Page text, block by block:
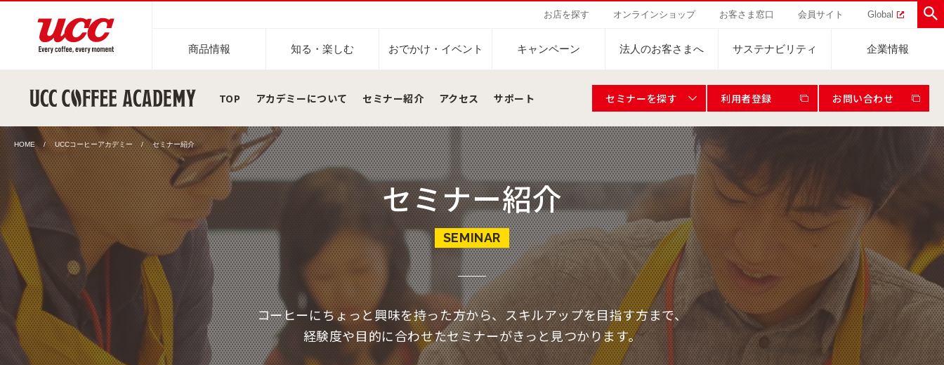
お店を探す オンラインショップ お客さま窓口 会員サイト Global
商品情報 知る・楽しむ おでかけ・イベント キャンペーン 法人のお客さまへ サステナビリティ 企業情報
商品情報一覧
レギュラーコーヒー ドリンク ドリップポッド コーヒーギフト 器具・その他
知る・楽しむ一覧
おいしいコーヒーの淹れ方 コーヒー百科 レシピ UCCラボ UCCのコーヒーマガジン
おでかけ・イベント情報一覧
UCCコーヒー博物館 UCCコーヒーアカデミー 工場見学 東京ディズニーリゾート®︎ カフェのお仕事体験
サステナビリティ
Sustainability Vision
サステナビリティビジョン
人々を豊かにする手助けを
サステナブルなコーヒー調達
サステナビリティ教育
コーヒー×健康
自然を豊かにする手助けを
カーボンニュートラル
ネイチャーポジティブ
環境と社会
人権の尊重
サーキュラーエコノミー
直営農園
ハワイ
ジャマイカ
Sustainability Challenge
サステナビリティチャレンジ
Sustainability Report
サステナビリティレポート
企業情報
会社案内
トップメッセージ
パーパス ＆ バリュー
コーポレートメッセージ
企業概要
沿革
ニュースリリース
事業内容
コーヒー関連事業
業務用サービス事業
外食事業
コーヒーマシン事業
地域・戦略事業
海外事業
グループサポート
UCCの活動
サステナビリティ
採用活動
研究活動
UCC神戸コーヒービレッジ
ウェブマガジン
TOP アカデミーについて セミナー紹介 アクセス サポート セミナーを探す 利用者登録 お問い合わせ
HOME UCCコーヒーアカデミー セミナー紹介
セミナー紹介
SEMINAR
コーヒーにちょっと興味を持った方から、スキルアップを目指す方まで、
経験度や目的に合わせたセミナーがきっと見つかります。